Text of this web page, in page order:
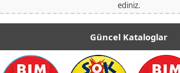
ediniz.
Güncel Kataloglar